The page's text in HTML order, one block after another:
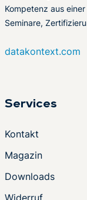
Kompetenz aus
Seminare,
datakontext.com
Services
Kontakt
Magazin
Downloads
Widerruf